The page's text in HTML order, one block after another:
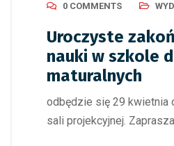
0 COMMENTS
Uroczyste
nauki w szkole
maturalnych
odbędzie się 29 kwietnia
sali projekcyjnej.